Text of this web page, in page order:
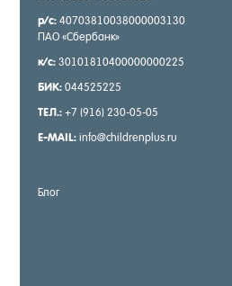
р/с: 40703810038000003130
ПАО «Сбер­банк»
к/с: 30101810400000000225
БИК: 044525225
ТЕЛ.: +7 (916) 230-05-05
E-MAIL: info@childrenplus.ru
Блог